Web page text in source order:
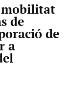
mobilitat
de
de
a